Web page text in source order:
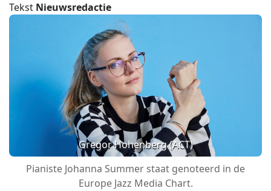
Tekst Nieuwsredactie
Gregor Hohenberg (ACT)
Pianiste Johanna Summer staat genoteerd in de
Europe Jazz Media Chart.